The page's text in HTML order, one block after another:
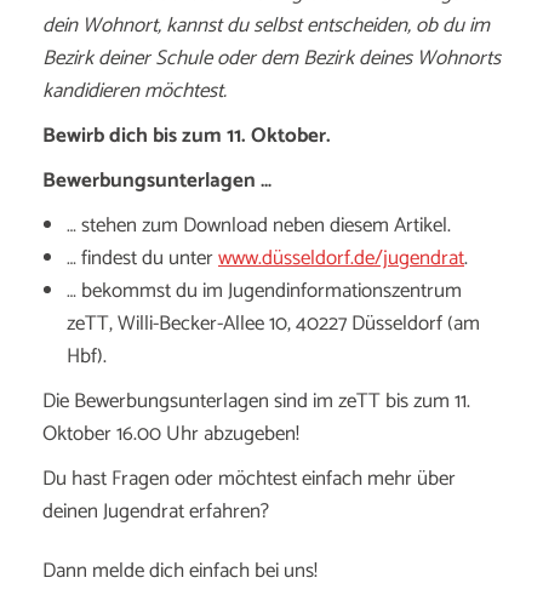
dein Wohnort, kannst du selbst entscheiden, ob du im
Bezirk deiner Schule oder dem Bezirk deines Wohnorts
kandidieren möchtest.
Bewirb dich bis zum 11. Oktober.
Bewerbungsunterlagen …
… stehen zum Download neben diesem Artikel.
… findest du unterwww.düsseldorf.de/jugendrat.
… bekommst du im Jugendinformationszentrum
zeTT, Willi-Becker-Allee 10, 40227 Düsseldorf (am
Hbf).
Die Bewerbungsunterlagen sind im zeTT bis zum 11.
Oktober 16.00 Uhr abzugeben!
Du hast Fragen oder möchtest einfach mehr über
deinen Jugendrat erfahren?
Dann melde dich einfach bei uns!